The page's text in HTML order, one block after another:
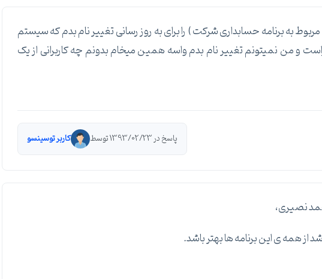
به برنامه حسابداری شرکت ) را برای به روز رسانی تغییر نام بدم که سیستم
و من نمیتونم تغییر نام بدم واسه همین میخام بدونم چه کاربرانی از یک
پاسخ در 1393/02/23 توسط کاربر توسینسو
نصیری،